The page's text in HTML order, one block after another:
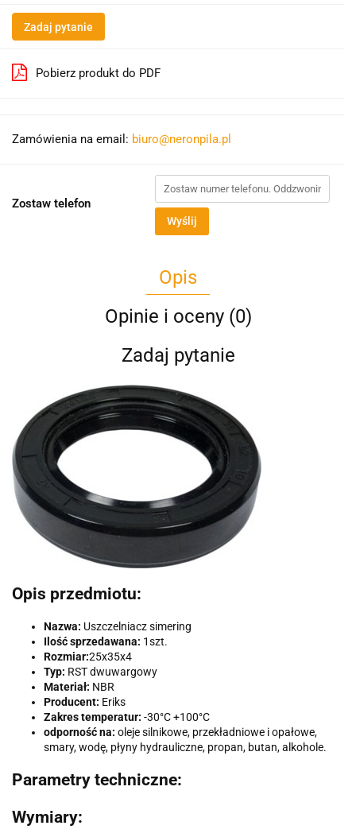
Zadaj pytanie
Pobierz produkt do PDF
Zamówienia na email: biuro@neronpila.pl
Zostaw telefon
Wyślij
Opis
Opinie i oceny (0)
Zadaj pytanie
Opis przedmiotu:
Nazwa: Uszczelniacz simering
Ilość sprzedawana: 1szt.
Rozmiar:25x35x4
Typ: RST dwuwargowy
Materiał: NBR
Producent: Eriks
Zakres temperatur: -30°C +100°C
odporność na: oleje silnikowe, przekładniowe i opałowe,
smary, wodę, płyny hydrauliczne, propan, butan, alkohole.
Parametry techniczne:
Wymiary: